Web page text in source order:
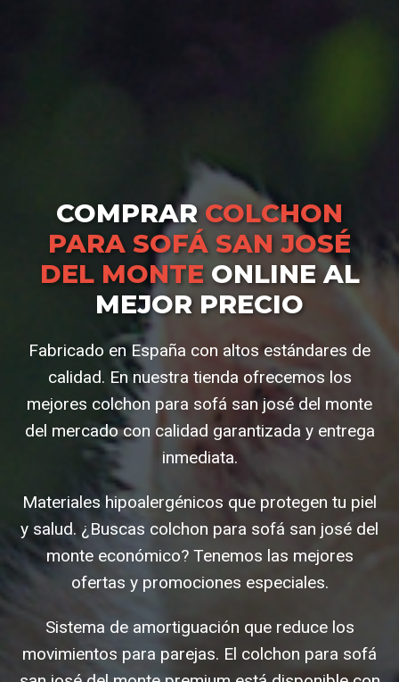
COMPRAR COLCHON
PARA SOFÁ SAN JOSÉ
DEL MONTEONLINE AL
MEJOR PRECIO
Fabricado en España con altos estándares de
calidad. En nuestra tienda ofrecemos los
mejores colchon para sofá san josé del monte
del mercado con calidad garantizada y entrega
inmediata.
Materiales hipoalergénicos que protegen tu piel
y salud. ¿Buscas colchon para sofá san josé del
monte económico? Tenemos las mejores
ofertas y promociones especiales.
Sistema de amortiguación que reduce los
movimientos para parejas. El colchon para sofá